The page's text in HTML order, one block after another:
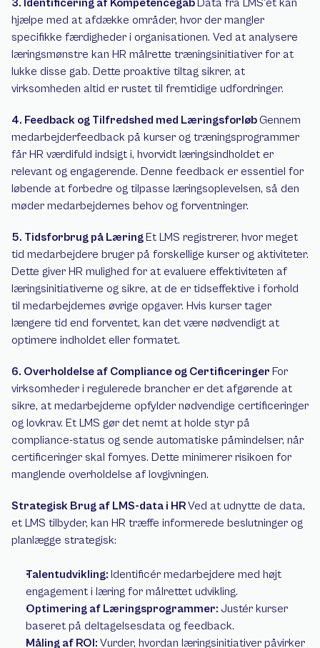
3. Identificering af Kompetencegab Data fra LMS'et kan
hjælpe med at afdække områder, hvor der mangler
specifikke færdigheder i organisationen. Ved at analysere
læringsmønstre kan HR målrette træningsinitiativer for at
lukke disse gab. Dette proaktive tiltag sikrer, at
virksomheden altid er rustet til fremtidige udfordringer.
4. Feedback og Tilfredshed med Læringsforløb Gennem
medarbejderfeedback på kurser og træningsprogrammer
får HR værdifuld indsigt i, hvorvidt læringsindholdet er
relevant og engagerende. Denne feedback er essentiel for
løbende at forbedre og tilpasse læringsoplevelsen, så den
møder medarbejdernes behov og forventninger.
5. Tidsforbrug på Læring Et LMS registrerer, hvor meget
tid medarbejdere bruger på forskellige kurser og aktiviteter.
Dette giver HR mulighed for at evaluere effektiviteten af
læringsinitiativerne og sikre, at de er tidseffektive i forhold
til medarbejdernes øvrige opgaver. Hvis kurser tager
længere tid end forventet, kan det være nødvendigt at
optimere indholdet eller formatet.
6. Overholdelse af Compliance og Certificeringer For
virksomheder i regulerede brancher er det afgørende at
sikre, at medarbejderne opfylder nødvendige certificeringer
og lovkrav. Et LMS gør det nemt at holde styr på
compliance-status og sende automatiske påmindelser, når
certificeringer skal fornyes. Dette minimerer risikoen for
manglende overholdelse af lovgivningen.
Strategisk Brug af LMS-data i HR Ved at udnytte de data,
et LMS tilbyder, kan HR træffe informerede beslutninger og
planlægge strategisk:
Talentudvikling: Identificér medarbejdere med højt
engagement i læring for målrettet udvikling.
Optimering af Læringsprogrammer: Justér kurser
baseret på deltagelsesdata og feedback.
Måling af ROI: Vurder, hvordan læringsinitiativer påvirker